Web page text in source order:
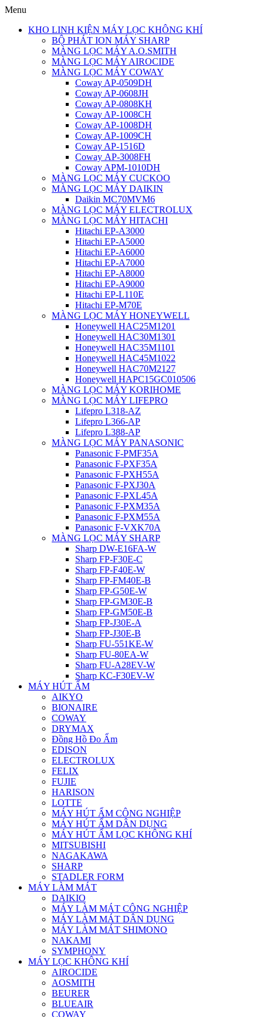
Menu
KHO LINH KIỆN MÁY LỌC KHÔNG KHÍ
BỘ PHÁT ION MÁY SHARP
MÀNG LỌC MÁY A.O.SMITH
MÀNG LỌC MÁY AIROCIDE
MÀNG LỌC MÁY COWAY
Coway AP-0509DH
Coway AP-0608JH
Coway AP-0808KH
Coway AP-1008CH
Coway AP-1008DH
Coway AP-1009CH
Coway AP-1516D
Coway AP-3008FH
Coway APM-1010DH
MÀNG LỌC MÁY CUCKOO
MÀNG LỌC MÁY DAIKIN
Daikin MC70MVM6
MÀNG LỌC MÁY ELECTROLUX
MÀNG LỌC MÁY HITACHI
Hitachi EP-A3000
Hitachi EP-A5000
Hitachi EP-A6000
Hitachi EP-A7000
Hitachi EP-A8000
Hitachi EP-A9000
Hitachi EP-L110E
Hitachi EP-M70E
MÀNG LỌC MÁY HONEYWELL
Honeywell HAC25M1201
Honeywell HAC30M1301
Honeywell HAC35M1101
Honeywell HAC45M1022
Honeywell HAC70M2127
Honeywell HAPC15GC010506
MÀNG LỌC MÁY KORIHOME
MÀNG LỌC MÁY LIFEPRO
Lifepro L318-AZ
Lifepro L366-AP
Lifepro L388-AP
MÀNG LỌC MÁY PANASONIC
Panasonic F-PMF35A
Panasonic F-PXF35A
Panasonic F-PXH55A
Panasonic F-PXJ30A
Panasonic F-PXL45A
Panasonic F-PXM35A
Panasonic F-PXM55A
Panasonic F-VXK70A
MÀNG LỌC MÁY SHARP
Sharp DW-E16FA-W
Sharp FP-F30E-C
Sharp FP-F40E-W
Sharp FP-FM40E-B
Sharp FP-G50E-W
Sharp FP-GM30E-B
Sharp FP-GM50E-B
Sharp FP-J30E-A
Sharp FP-J30E-B
Sharp FU-551KE-W
Sharp FU-80EA-W
Sharp FU-A28EV-W
Sharp KC-F30EV-W
MÁY HÚT ẨM
AIKYO
BIONAIRE
COWAY
DRYMAX
Đồng Hồ Đo Ẩm
EDISON
ELECTROLUX
FELIX
FUJIE
HARISON
LOTTE
MÁY HÚT ẨM CÔNG NGHIỆP
MÁY HÚT ẨM DÂN DỤNG
MÁY HÚT ẨM LỌC KHÔNG KHÍ
MITSUBISHI
NAGAKAWA
SHARP
STADLER FORM
MÁY LÀM MÁT
DAIKIO
MÁY LÀM MÁT CÔNG NGHIỆP
MÁY LÀM MÁT DÂN DỤNG
MÁY LÀM MÁT SHIMONO
NAKAMI
SYMPHONY
MÁY LỌC KHÔNG KHÍ
AIROCIDE
AOSMITH
BEURER
BLUEAIR
COWAY